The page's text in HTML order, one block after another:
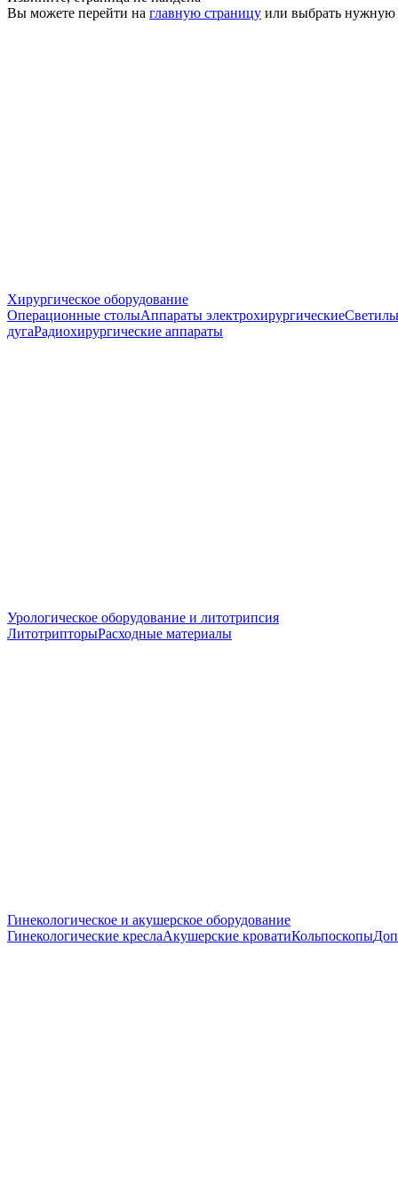
Вы можете перейти на главную страницу или выбрать нужную
Хирургическое оборудование
Операционные столыАппараты электрохирургические
дугаРадиохирургические аппараты
Урологическое оборудование и литотрипсия
ЛитотрипторыРасходные материалы
Гинекологическое и акушерское оборудование
Гинекологические креслаАкушерские кроватиКольпоскопы